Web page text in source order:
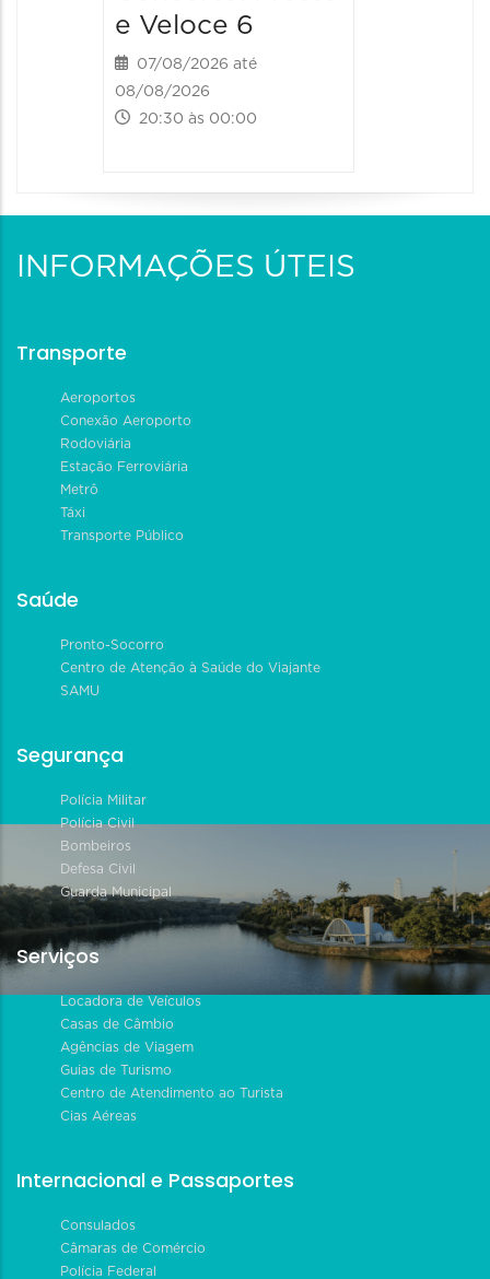
e Veloce 6
07/08/2026 até
08/08/2026
20:30 às 00:00
INFORMAÇÕES ÚTEIS
Transporte
Aeroportos
Conexão Aeroporto
Rodoviária
Estação Ferroviária
Metrô
Táxi
Transporte Público
Saúde
Pronto-Socorro
Centro de Atenção à Saúde do Viajante
SAMU
Segurança
Polícia Militar
Polícia Civil
Bombeiros
Defesa Civil
Guarda Municipal
Serviços
Locadora de Veículos
Casas de Câmbio
Agências de Viagem
Guias de Turismo
Centro de Atendimento ao Turista
Cias Aéreas
Internacional e Passaportes
Consulados
Câmaras de Comércio
Polícia Federal